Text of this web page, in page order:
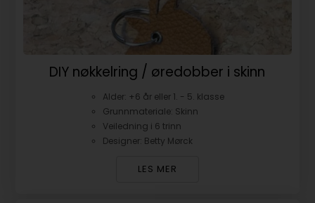
DIY nøkkelring / øredobber i skinn
Alder: +6 år eller 1. - 5. klasse
Grunnmateriale: Skinn
Veiledning i 6 trinn
Designer: Betty Mørck
LES MER